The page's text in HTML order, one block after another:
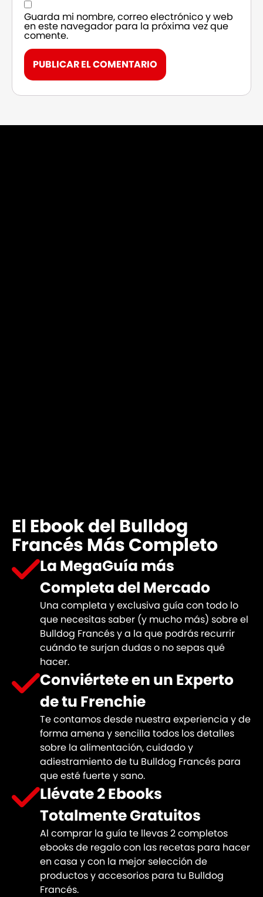
Guarda mi nombre, correo electrónico y web
en este navegador para la próxima vez que
comente.
El Ebook del Bulldog
Francés Más Completo
La MegaGuía más
Completa del Mercado
Una completa y exclusiva guía con todo lo
que necesitas saber (y mucho más) sobre el
Bulldog Francés y a la que podrás recurrir
cuándo te surjan dudas o no sepas qué
hacer.
Conviértete en un Experto
de tu Frenchie
Te contamos desde nuestra experiencia y de
forma amena y sencilla todos los detalles
sobre la alimentación, cuidado y
adiestramiento de tu Bulldog Francés para
que esté fuerte y sano.
Llévate 2 Ebooks
Totalmente Gratuitos
Al comprar la guía te llevas 2 completos
ebooks de regalo con las recetas para hacer
en casa y con la mejor selección de
productos y accesorios para tu Bulldog
Francés.